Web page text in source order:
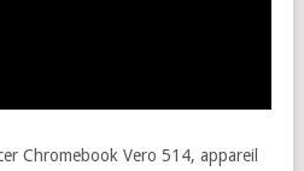
Chromebook Vero 514, appareil